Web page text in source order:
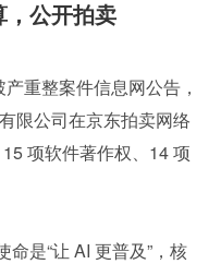
公开拍卖
重整案件信息网公告，
限公司在京东拍卖网络
项软件著作权、14 项
是“让 AI 更普及”，核